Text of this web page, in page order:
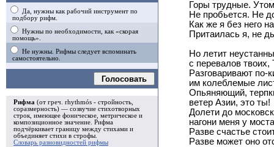
Да, нужны как рабочий инструмент по
подбору рифм.
Нужны по необходимости, как «скорая
помощь».
Не нужны. Рифмы следует вспоминать
самостоятельно.
Голосовать
Рифма (от греч. rhythmós - стройность,
соразмерность) — созвучие стихотворных
строк, имеющее фоническое, метрическое и
композиционное значение. Рифма
подчёркивает границу между стихами и
объединяет стихи в строфы
Словарь разновидностей рифмы
Горы трудные.
Не пробьется. Не
Как же я без него
Притаилась я, не
Но летит
с перевалов
Разговаривают по-
им колеблемые
Опьяняющий,
ветер Азии, это ты!
Долети до
нагони меня у
Разве счастье
Разве может оно